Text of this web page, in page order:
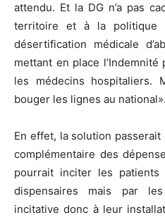
attendu. Et la DG n’a pas
territoire et à la politique
désertification médicale
mettant en place
les médecins hospitaliers.
bouger les lignes au national».
En effet, la solution
complémentaire des
pourrait inciter les
dispensaires mais par
incitative donc à leur